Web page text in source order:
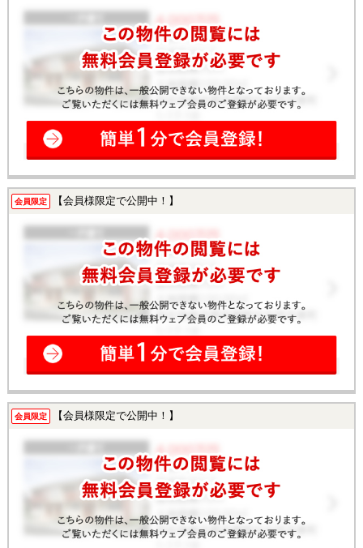
会員限定 【会員様限定で公開中！】
会員限定 【会員様限定で公開中！】